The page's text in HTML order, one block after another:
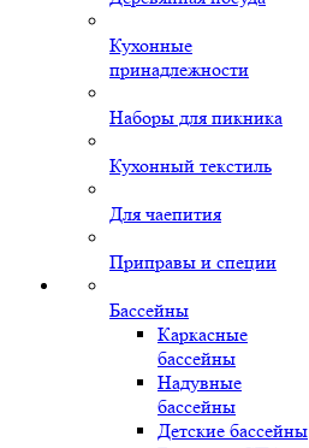
Кухонные
принадлежности
Наборы для пикника
Кухонный текстиль
Для чаепития
Приправы и специи
Бассейны
Каркасные
бассейны
Надувные
бассейны
Детские бассейны